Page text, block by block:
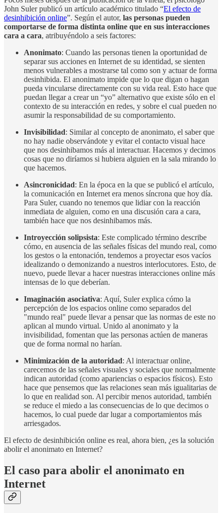
John Suler publicó un artículo académico titulado “El efecto de
desinhibición online”. Según el autor, las personas pueden
comportarse de forma distinta online que en sus interacciones
cara a cara, atribuyéndolo a seis factores:
Anonimato: Cuando las personas tienen la oportunidad de
separar sus acciones en Internet de su identidad, se sienten
menos vulnerables a mostrarse tal como son y actuar de forma
desinhibida. El anonimato impide que lo que digan o hagan
pueda vincularse directamente con su vida real. Esto hace que
puedan llegar a crear un “yo” alternativo que existe sólo en el
contexto de su interacción en redes, y sobre el cual pueden no
asumir la responsabilidad de su comportamiento.
Invisibilidad: Similar al concepto de anonimato, el saber que
no hay nadie observándote y evitar el contacto visual hace
que nos desinhibamos más al interactuar. Hacemos y decimos
cosas que no diríamos si hubiera alguien en la sala mirando lo
que hacemos.
Asincronicidad: En la época en la que se publicó el artículo,
la comunicación en Internet era menos síncrona que hoy día.
Para Suler, cuando no tenemos que lidiar con la reacción
inmediata de alguien, como en una discusión cara a cara,
también hace que nos desinhibamos más.
Introyección solipsista: Este complicado término describe
cómo, en ausencia de las señales físicas del mundo real, como
los gestos o la entonación, tendemos a proyectar esos vacíos
idealizando o demonizando a nuestros interlocutores. Esto, de
nuevo, puede llevar a hacer nuestras interacciones online más
intensas de lo que deberían.
Imaginación asociativa: Aquí, Suler explica cómo la
percepción de los espacios online como separados del
"mundo real" puede llevar a pensar que las normas de este no
aplican al mundo virtual. Unido al anonimato y la
invisibilidad, fomentan que las personas actúen de maneras
que de forma normal no harían.
Minimización de la autoridad: Al interactuar online,
carecemos de las señales visuales y sociales que normalmente
indican autoridad (como apariencias o espacios físicos). Esto
hace que pensemos que las relaciones sean más igualitarias de
lo que en realidad son. Al percibir menos autoridad, también
se reduce el miedo a las consecuencias de lo que decimos o
hacemos, lo cual puede dar lugar a comportamientos más
arriesgados.
El efecto de desinhibición online es real, ahora bien, ¿es la solución
abolir el anonimato en Internet?
El caso para abolir el anonimato en
Internet